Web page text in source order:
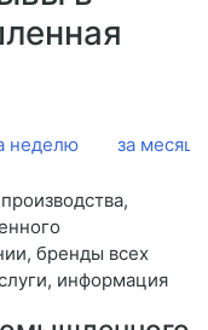
неделю за месяц
бренды всех
информация